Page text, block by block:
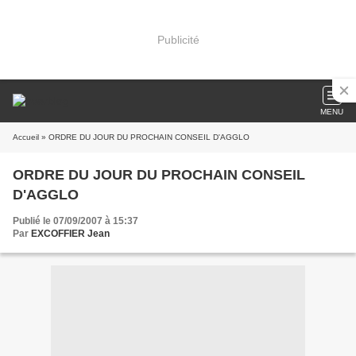
Publicité
MENU
Accueil » ORDRE DU JOUR DU PROCHAIN CONSEIL D'AGGLO
ORDRE DU JOUR DU PROCHAIN CONSEIL
D'AGGLO
Publié le 07/09/2007 à 15:37
Par EXCOFFIER Jean